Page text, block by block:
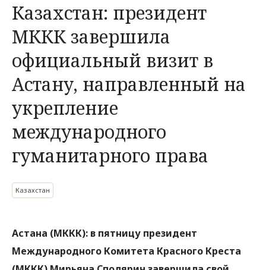
Казахстан: президент
МККК завершила
официальный визит в
Астану, направленный на
укрепление
международного
гуманитарного права
Казахстан
Астана (МККК): в пятницу президент
Международного Комитета Красного Креста